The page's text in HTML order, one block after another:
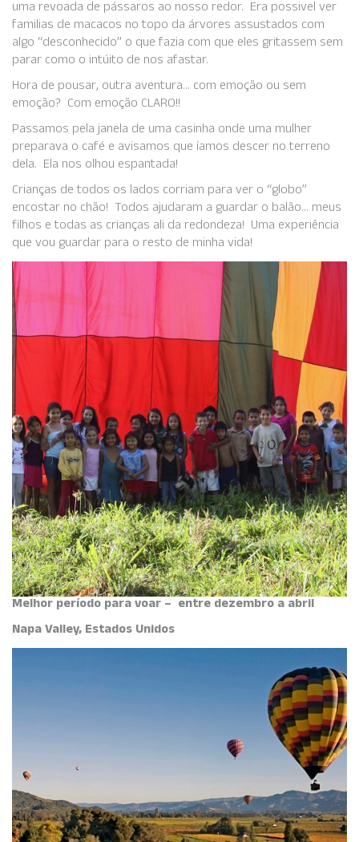
uma revoada de pássaros ao nosso redor. Era possivel ver
familias de macacos no topo da árvores assustados com
algo “desconhecido” o que fazia com que eles gritassem sem
parar como o intúito de nos afastar.
Hora de pousar, outra aventura… com emoção ou sem
emoção? Com emoção CLARO!!
Passamos pela janela de uma casinha onde uma mulher
preparava o café e avisamos que íamos descer no terreno
dela. Ela nos olhou espantada!
Crianças de todos os lados corriam para ver o “globo”
encostar no chão! Todos ajudaram a guardar o balão… meus
filhos e todas as crianças ali da redondeza! Uma experiência
que vou guardar para o resto de minha vida!
Melhor período para voar – entre dezembro a abril
Napa Valley, Estados Unidos